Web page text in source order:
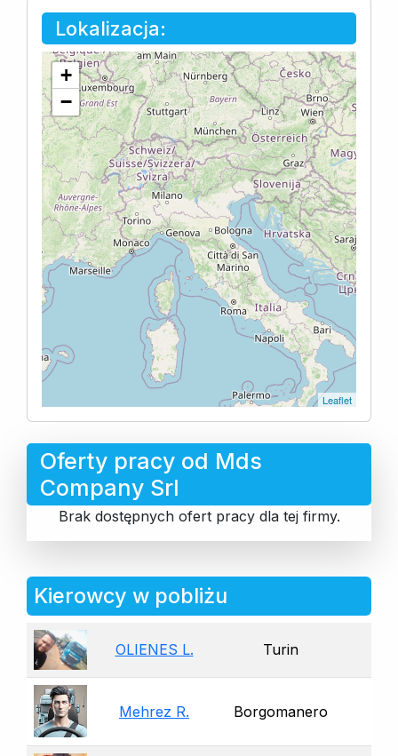
Lokalizacja:
+
−
Leaflet
Oferty pracy od Mds
Company Srl
Brak dostępnych ofert pracy dla tej firmy.
Kierowcy w pobliżu
OLIENES L. Turin
Mehrez R. Borgomanero